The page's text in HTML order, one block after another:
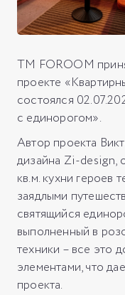
ТМ FOROOM
проекте
состоялся
с единорогом».
Автор проекта
дизайна Zi-design,
кв.м. кухни героев
заядлыми
святящийся
выполненный в
техники – все это
элементами, что
проекта.